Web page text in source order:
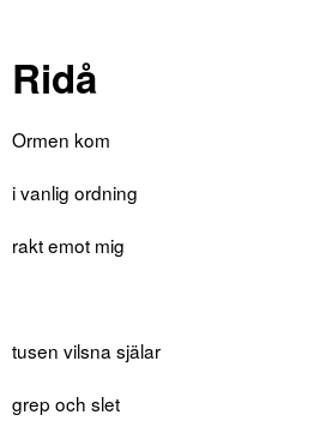
Ridå
Ormen kom
i vanlig ordning
rakt emot mig
tusen vilsna själar
grep och slet